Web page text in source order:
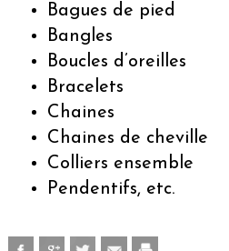
Bagues de pied
Bangles
Boucles d’oreilles
Bracelets
Chaines
Chaines de cheville
Colliers ensemble
Pendentifs, etc.